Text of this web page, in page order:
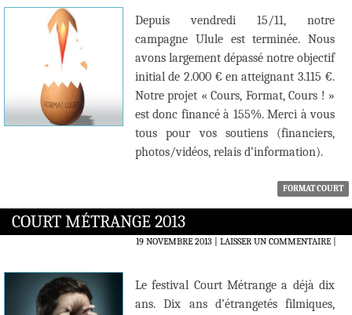
Depuis vendredi 15/11, notre
campagne Ulule est terminée. Nous
avons largement dépassé notre objectif
initial de 2.000 € en atteignant 3.115 €.
Notre projet « Cours, Format, Cours ! »
est donc financé à 155%. Merci à vous
tous pour vos soutiens (financiers,
photos/vidéos, relais d’information).
FORMAT COURT
COURT MÉTRANGE 2013
19 NOVEMBRE 2013 LAISSER UN COMMENTAIRE|
Le festival Court Métrange a déjà dix
ans. Dix ans d’étrangetés filmiques,